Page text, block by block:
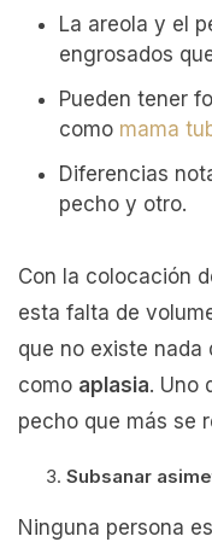
La areola y el
engrosados
Pueden tener
como mama
Diferencias
pecho y otro.
Con la colocación
esta falta de
que no existe
como aplasia. Uno
pecho que más se
Subsanar
Ninguna persona